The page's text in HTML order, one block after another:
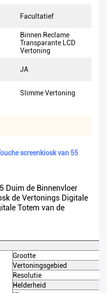
Facultatief
Binnen Reclame
Transparante LCD
Vertoning
JA
Slimme Vertoning
screenkiosk van 55
Duim de Binnenvloer
de Vertonings Digitale
Totem van de
Grootte
Vertoningsgebied
Resolutie
Helderheid